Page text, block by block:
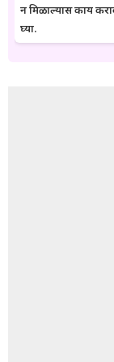
न मिळाल्यास काय
घ्या.